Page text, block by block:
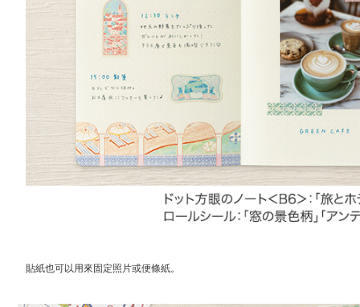
貼紙也可以用來固定照片或便條紙。